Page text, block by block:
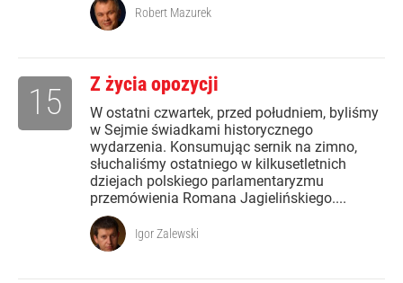
Robert Mazurek
Z życia opozycji
W ostatni czwartek, przed południem, byliśmy
w Sejmie świadkami historycznego
wydarzenia. Konsumując sernik na zimno,
słuchaliśmy ostatniego w kilkusetletnich
dziejach polskiego parlamentaryzmu
przemówienia Romana Jagielińskiego....
15
Igor Zalewski